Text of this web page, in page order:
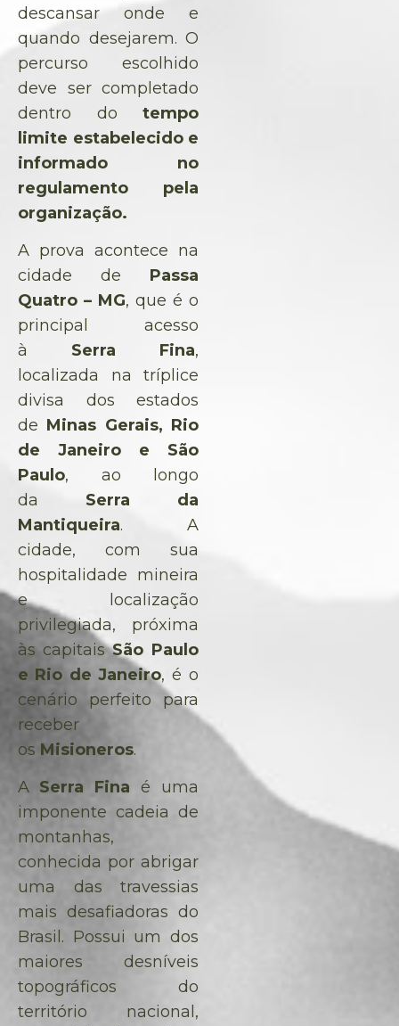
descansar onde e
quando desejarem. O
percurso escolhido
deve ser completado
dentro do tempo
limite estabelecido e
informado no
regulamento pela
organização.
A prova acontece na
cidade de Passa
Quatro – MG, que é o
principal acesso
à Serra Fina,
localizada na tríplice
divisa dos estados
de Minas Gerais, Rio
de Janeiro e São
Paulo, ao longo
da Serra da
Mantiqueira. A
cidade, com sua
hospitalidade mineira
e localização
privilegiada, próxima
às capitaisSão Paulo
e Rio de Janeiro, é o
cenário perfeito para
receber
os Misioneros.
A Serra Fina é uma
imponente cadeia de
montanhas,
conhecida por abrigar
uma das travessias
mais desafiadoras do
Brasil. Possui um dos
maiores desníveis
topográficos do
território nacional,